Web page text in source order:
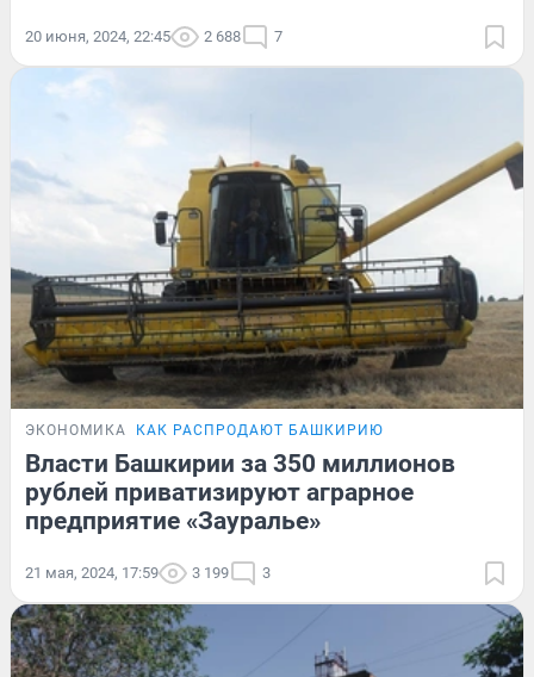
20 июня, 2024, 22:45 2 688 7
ЭКОНОМИКА КАК РАСПРОДАЮТ БАШКИРИЮ
Власти Башкирии за 350 миллионов
рублей приватизируют аграрное
предприятие «Зауралье»
21 мая, 2024, 17:59 3 199 3